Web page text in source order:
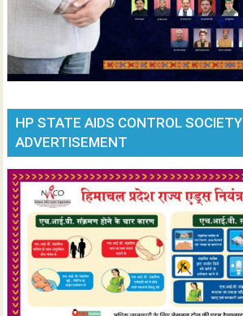
HP STATE AIDS CONTROL SOCIETY
ADVERTISEMENT